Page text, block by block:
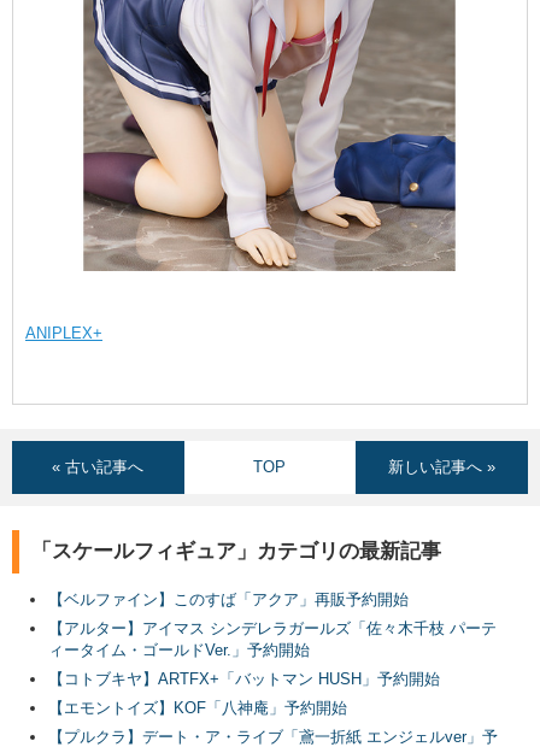
ANIPLEX+
« 古い記事へ TOP 新しい記事へ »
「スケールフィギュア」カテゴリの最新記事
【ベルファイン】このすば「アクア」再販予約開始
【アルター】アイマス シンデレラガールズ「佐々木千枝 パーテ
ィータイム・ゴールドVer.」予約開始
【コトブキヤ】ARTFX+「バットマン HUSH」予約開始
【エモントイズ】KOF「八神庵」予約開始
【プルクラ】デート・ア・ライブ「鳶一折紙 エンジェルver」予